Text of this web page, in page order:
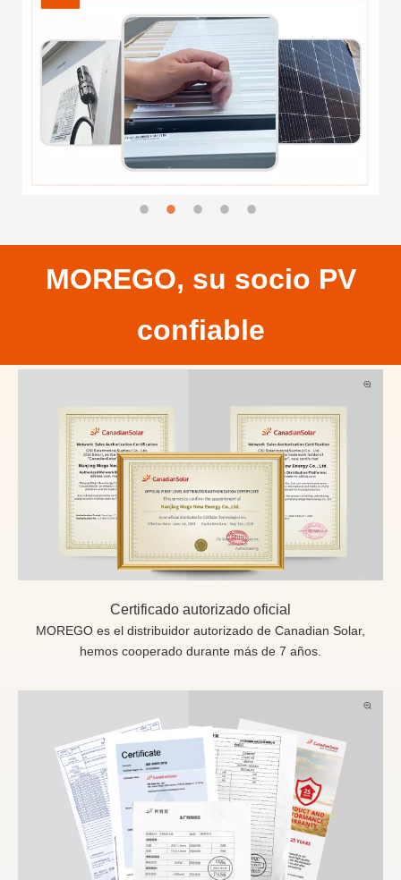
MOREGO, su socio PV
confiable
Certificado autorizado oficial
MOREGO es el distribuidor autorizado de Canadian Solar,
hemos cooperado durante más de 7 años.